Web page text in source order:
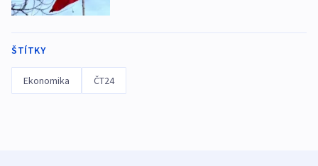
ŠTÍTKY
Ekonomika ČT24